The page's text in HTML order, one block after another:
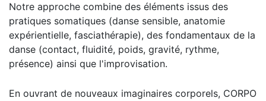
Notre approche combine des éléments issus des
pratiques somatiques (danse sensible, anatomie
expérientielle, fasciathérapie), des fondamentaux de la
danse (contact, fluidité, poids, gravité, rythme,
présence) ainsi que l'improvisation.
En ouvrant de nouveaux imaginaires corporels, CORPO